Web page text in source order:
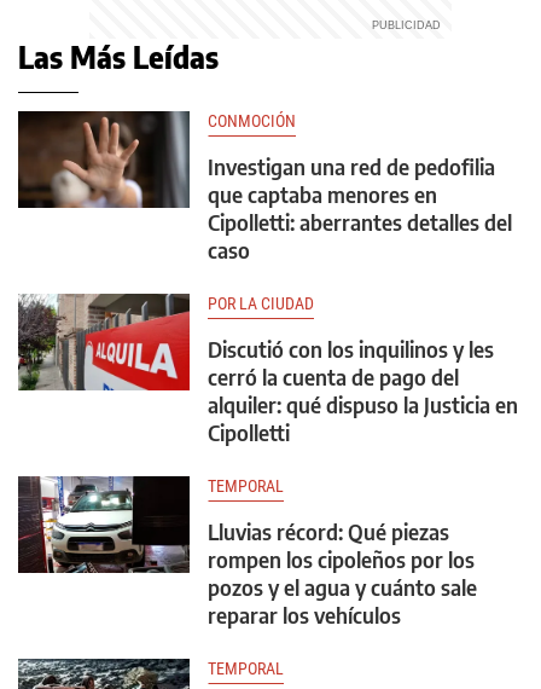
Las Más Leídas
CONMOCIÓN
Investigan una red de pedofilia
que captaba menores en
Cipolletti: aberrantes detalles del
caso
POR LA CIUDAD
Discutió con los inquilinos y les
cerró la cuenta de pago del
alquiler: qué dispuso la Justicia en
Cipolletti
TEMPORAL
Lluvias récord: Qué piezas
rompen los cipoleños por los
pozos y el agua y cuánto sale
reparar los vehículos
TEMPORAL